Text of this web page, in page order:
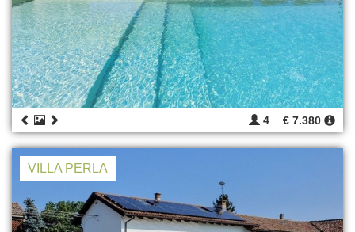
4 € 7.380
VILLA PERLA